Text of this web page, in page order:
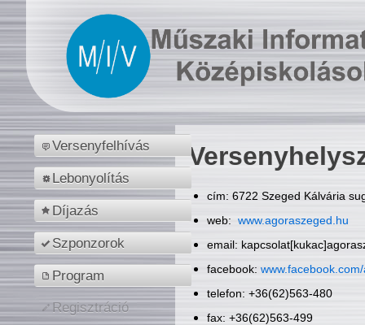
Versenyfelhívás
Lebonyolítás
Díjazás
Szponzorok
Program
Regisztráció
cím: 6722 Szeged Kálvária
web: www.agoraszeged.hu
email:
facebook:
telefon: +36(62)563-480
fax: +36(62)563-499